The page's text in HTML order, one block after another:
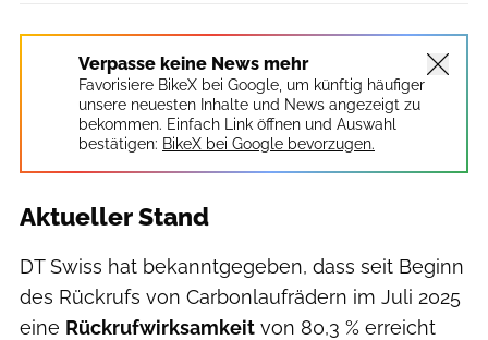
Verpasse keine News mehr
Favorisiere BikeX bei Google, um künftig häufiger
unsere neuesten Inhalte und News angezeigt zu
bekommen. Einfach Link öffnen und Auswahl
bestätigen: BikeX bei Google bevorzugen.
Aktueller Stand
DT Swiss hat bekanntgegeben, dass seit Beginn
des Rückrufs von Carbonlaufrädern im Juli 2025
eine Rückrufwirksamkeit von 80,3 % erreicht